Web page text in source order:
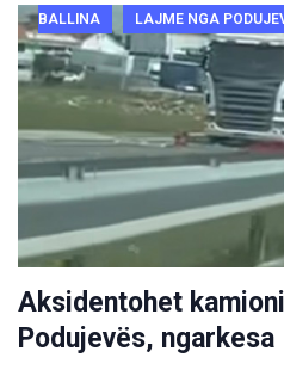
BALLINA LAJME NGA
Aksidentohet
Podujevës, ngarkesa